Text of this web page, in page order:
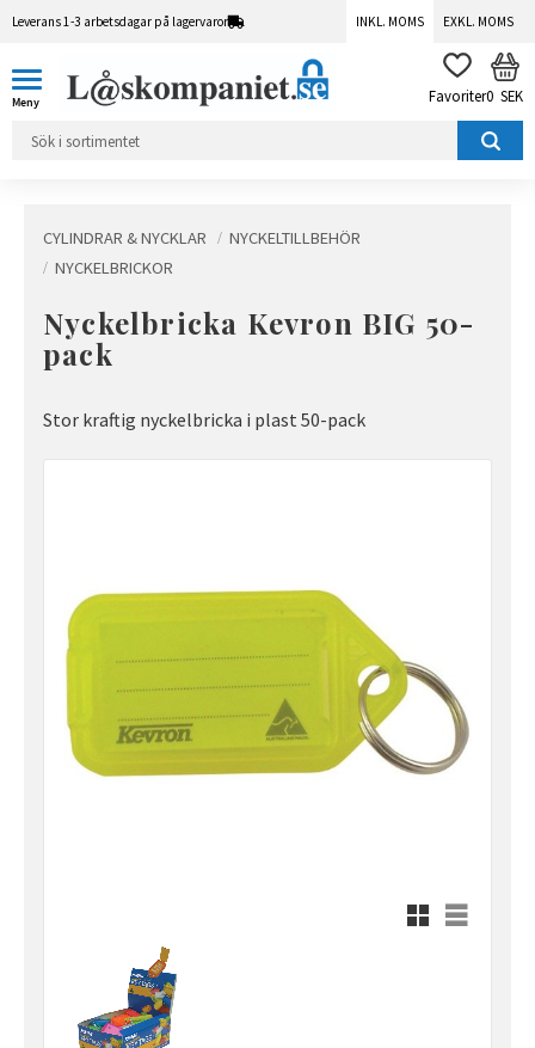
Leverans 1-3 arbetsdagar på lagervaror INKL. MOMS EXKL. MOMS
FAVORITER
0 SEK
CYLINDRAR & NYCKLAR
NYCKELTILLBEHÖR
NYCKELBRICKOR
Nyckelbricka Kevron BIG 50-
pack
Stor kraftig nyckelbricka i plast 50-pack
Rutnätsvy
Listvy